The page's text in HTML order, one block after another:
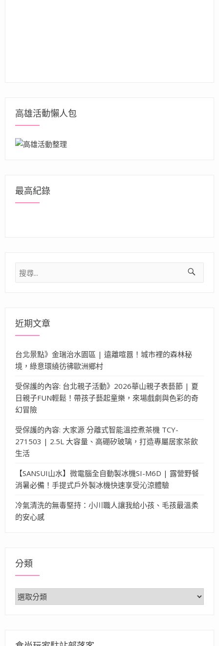
高雄活動懶人包
最高紀錄
搜
尋
近期文章
台北景點》金瑞治水園區 | 遠離喧囂！城市裡的森林秘
境，綠意環繞彷彿歐洲鄉村
受保護的內容: 台北親子活動》2026華山親子表藝節 | 夏
日親子FUN輕鬆！帶孩子藝起童樂，來場戲劇與色彩的奇
幻冒險
受保護的內容: 大家源 分離式智能溫控煮茶機 TCY-
271503 | 2.5L 大容量、高硼矽玻璃，打造專屬居家茶飲
生活
【SANSUI山水】微電腦全自動製冰機SI-M6D | 露營野餐
消暑必備！手提式戶外製冰機快速享受沁涼體驗
冷氣清洗的無毒堅持：小川職人讓我給小孩、毛孩最溫柔
的安心感
分類
分
類